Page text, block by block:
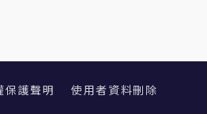
保護聲明 使用者資料刪除